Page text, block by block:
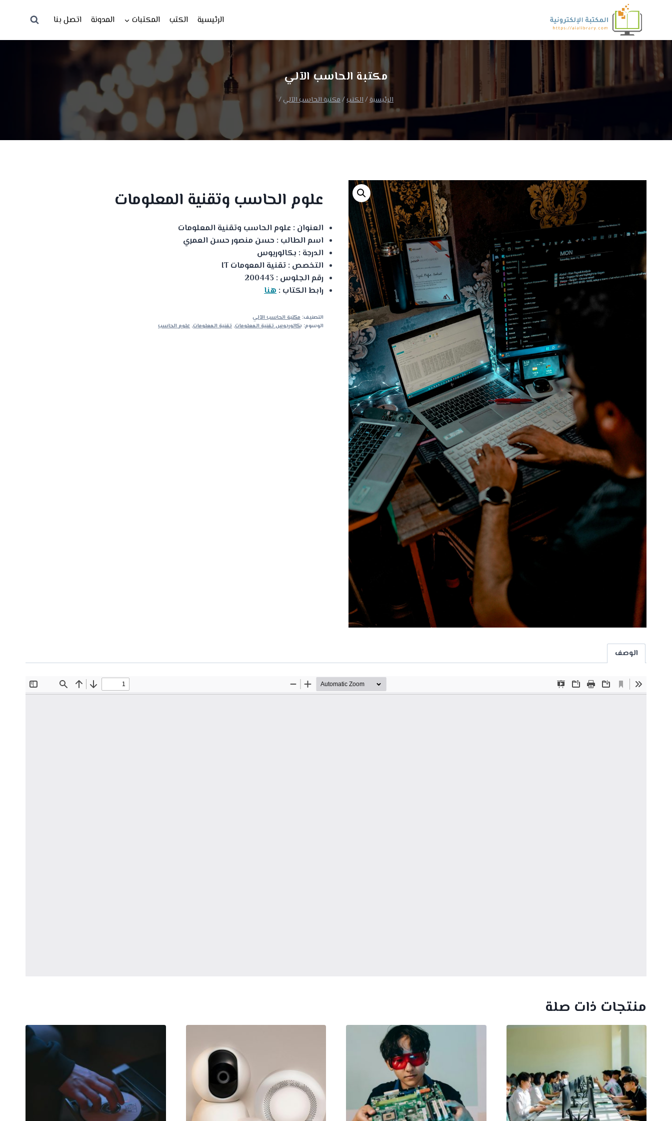
الرئيسية الكتب المكتبات المدونة اتصل بنا
مكتبة الحاسب الآلي
الرئيسية/الكتب/مكتبة الحاسب الآلي/
علوم الحاسب وتقنية المعلومات
العنوان : علوم الحاسب وتقنية المعلومات
اسم الطالب : حسن منصور حسن العمري
الدرجة : بكالوريوس
التخصص : تقنية المعومات IT
رقم الجلوس : 200443
رابط الكتاب :هنا
التصنيف: مكتبة الحاسب الآلي
الوسوم: بكالوريوس تقنية المعلومات, تقنية المعلومات, علوم الحاسب
الوصف
منتجات ذات صلة